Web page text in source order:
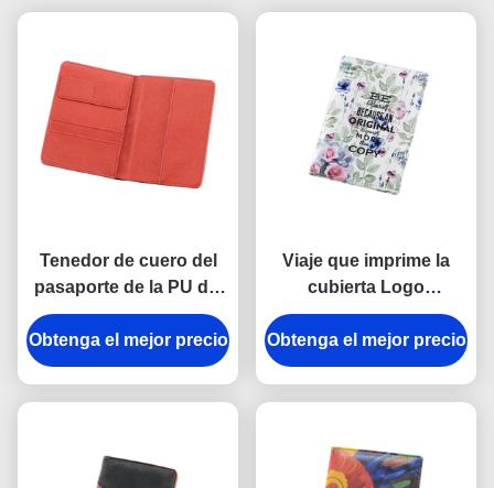
Tenedor de cuero del
pasaporte de la PU del
modelo del viaje del
pasaporte del
rectángulo cruzado del
Obtenga el mejor precio
Viaje que imprime la
cubierta Logo
Personalised Passport
Wallet grabado en
relieve cuero del
Obtenga el mejor precio